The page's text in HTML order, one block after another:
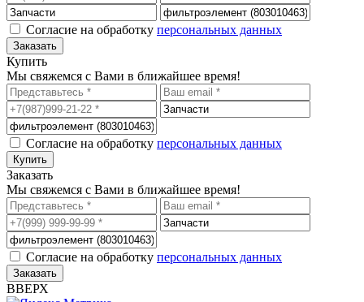
Согласие на обработку персональных данных
Купить
Мы свяжемся с Вами в ближайшее время!
Согласие на обработку персональных данных
Заказать
Мы свяжемся с Вами в ближайшее время!
Согласие на обработку персональных данных
ВВЕРХ